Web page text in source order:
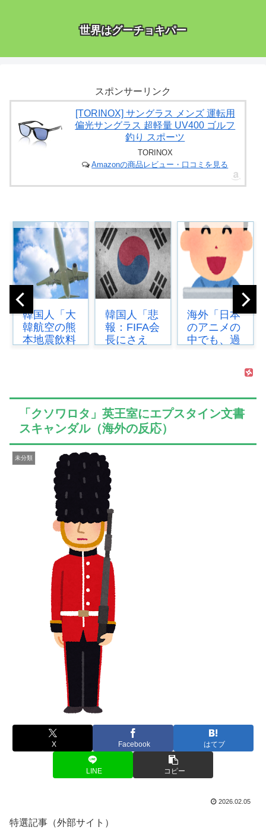
世界はグーチョキパー
スポンサーリンク
[TORINOX] サングラス メンズ 運転用
偏光サングラス 超軽量 UV400 ゴルフ
釣り スポーツ
TORINOX
Amazonの商品レビュー・口コミを見る
韓国人「悲
報：FIFA会
長にさえ
われ...
海外「日本
のアニメの
中でも、過
品なんだ
よ...
韓国人「韓
国サッカー
協会の審判
の栄光ま...
「クソワロタ」英王室にエプスタイン文書
スキャンダル（海外の反応）
未分類
X Facebook はてブ
LINE コピー
2026.02.05
特選記事（外部サイト）